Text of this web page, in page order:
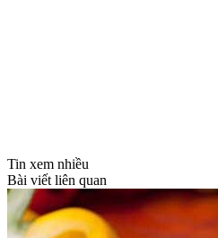
Tin xem nhiều
Bài viết liên quan